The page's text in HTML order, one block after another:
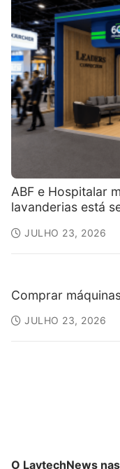
ABF e Hospitalar
lavanderias está
JULHO 23, 2026
Comprar
JULHO 23, 2026
O LavtechNews